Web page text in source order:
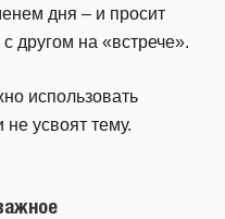
дня – и просит
другом на «встрече».
использовать
не усвоят тему.